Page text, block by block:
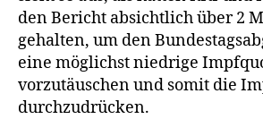
den Bericht absichtlich über 2
gehalten, um den
eine möglichst niedrige
vorzutäuschen und somit die
durchzudrücken.